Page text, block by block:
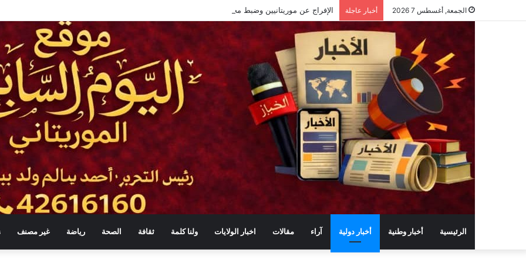
الجمعة, أغسطس 7 2026 أخبار عاجلة
الرئيسية أخبار وطنية أخبار دولية آراء مقالات اخبار الولايات ولنا كلمة ثقافة الصحة رياضة غير مصنف